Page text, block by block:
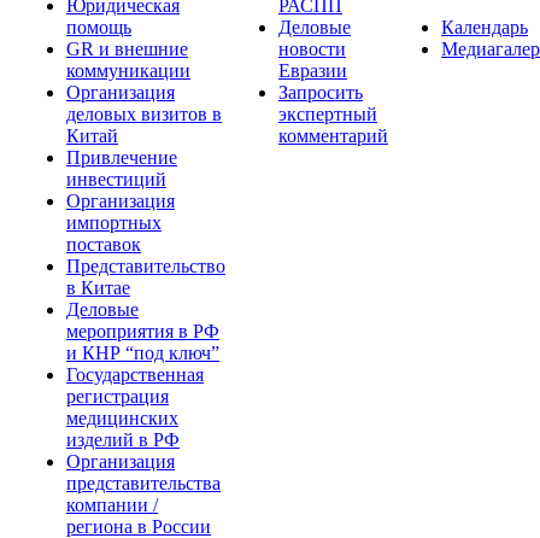
Юридическая
помощь
GR и внешние
коммуникации
Организация
деловых визитов в
Китай
Привлечение
инвестиций
Организация
импортных
поставок
Представительство
в Китае
Деловые
мероприятия в РФ
и КНР “под ключ”
Государственная
регистрация
медицинских
изделий в РФ
Организация
представительства
компании /
региона в России
РАСПП
Деловые
новости
Евразии
Запросить
экспертный
комментарий
Календарь